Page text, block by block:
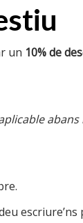
un 10% de
escriure’ns